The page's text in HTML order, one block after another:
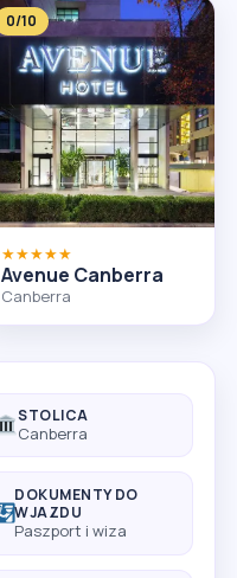
0/10
★★★★★
Avenue Canberra
Canberra
STOLICA
Canberra
DOKUMENTY DO
WJAZDU
Paszport i wiza